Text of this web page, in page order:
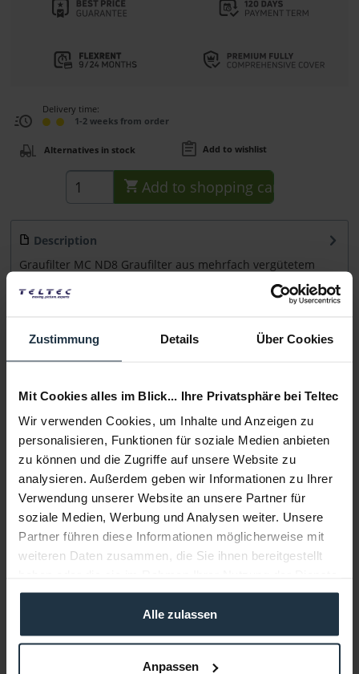
Zustimmung Details Über Cookies
Mit Cookies alles im Blick... Ihre Privatsphäre bei Teltec
Wir verwenden Cookies, um Inhalte und Anzeigen zu
personalisieren, Funktionen für soziale Medien anbieten
zu können und die Zugriffe auf unsere Website zu
analysieren. Außerdem geben wir Informationen zu Ihrer
Verwendung unserer Website an unsere Partner für
soziale Medien, Werbung und Analysen weiter. Unsere
Partner führen diese Informationen möglicherweise mit
weiteren Daten zusammen, die Sie ihnen bereitgestellt
gesammelt haben.
Alle zulassen
Anpassen
Delivery time:
1-2 weeks from order
Alternatives in stock Add to wishlist
Add to shopping cart
Description
Graufilter MC ND8 Graufilter aus mehrfach vergütetem
more
Manufacturer & Product Safety Information
Folgende Infos zum Hersteller sind verfübar...... more
More articles from +++ walimex pro +++ look at
walimex pro Graufilter ND8 MC 77 mm